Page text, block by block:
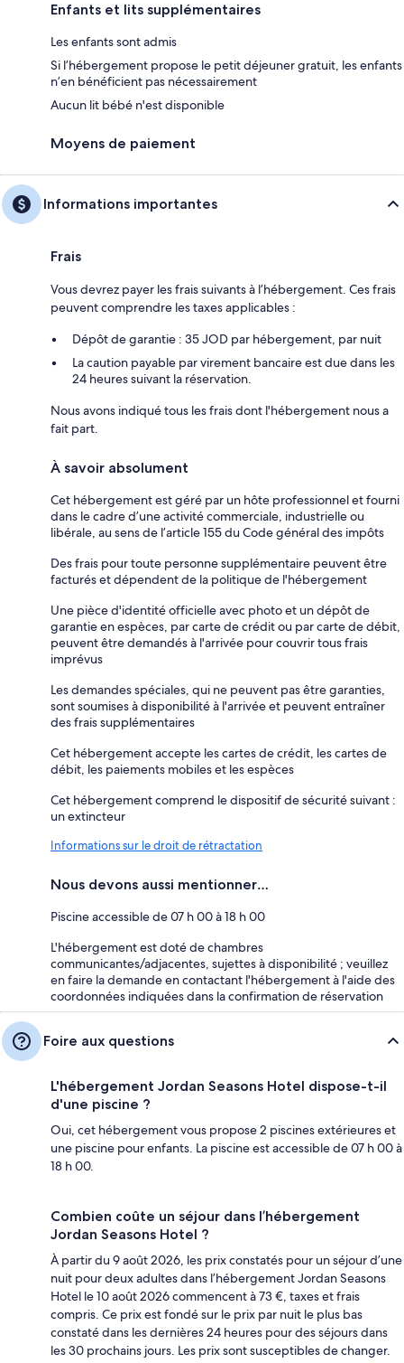
Enfants et lits supplémentaires
Les enfants sont admis
Si l’hébergement propose le petit déjeuner gratuit, les enfants
n’en bénéficient pas nécessairement
Aucun lit bébé n'est disponible
Moyens de paiement
Informations importantes
Frais
Vous devrez payer les frais suivants à l’hébergement. Ces frais
peuvent comprendre les taxes applicables :
Dépôt de garantie : 35 JOD par hébergement, par nuit
La caution payable par virement bancaire est due dans les
24 heures suivant la réservation.
Nous avons indiqué tous les frais dont l'hébergement nous a
fait part.
À savoir absolument
Cet hébergement est géré par un hôte professionnel et fourni
dans le cadre d’une activité commerciale, industrielle ou
libérale, au sens de l’article 155 du Code général des impôts
Des frais pour toute personne supplémentaire peuvent être
facturés et dépendent de la politique de l'hébergement
Une pièce d'identité officielle avec photo et un dépôt de
garantie en espèces, par carte de crédit ou par carte de débit,
peuvent être demandés à l'arrivée pour couvrir tous frais
imprévus
Les demandes spéciales, qui ne peuvent pas être garanties,
sont soumises à disponibilité à l'arrivée et peuvent entraîner
des frais supplémentaires
Cet hébergement accepte les cartes de crédit, les cartes de
débit, les paiements mobiles et les espèces
Cet hébergement comprend le dispositif de sécurité suivant :
un extincteur
Informations sur le droit de rétractation
Nous devons aussi mentionner…
Piscine accessible de 07 h 00 à 18 h 00
L'hébergement est doté de chambres
communicantes/adjacentes, sujettes à disponibilité ; veuillez
en faire la demande en contactant l'hébergement à l'aide des
coordonnées indiquées dans la confirmation de réservation
Foire aux questions
L'hébergement Jordan Seasons Hotel dispose-t-il
d'une piscine ?
Oui, cet hébergement vous propose 2 piscines extérieures et
une piscine pour enfants. La piscine est accessible de 07 h 00 à
18 h 00.
Combien coûte un séjour dans l’hébergement
Jordan Seasons Hotel ?
À partir du 9 août 2026, les prix constatés pour un séjour d’une
nuit pour deux adultes dans l’hébergement Jordan Seasons
Hotel le 10 août 2026 commencent à 73 €, taxes et frais
compris. Ce prix est fondé sur le prix par nuit le plus bas
constaté dans les dernières 24 heures pour des séjours dans
les 30 prochains jours. Les prix sont susceptibles de changer.